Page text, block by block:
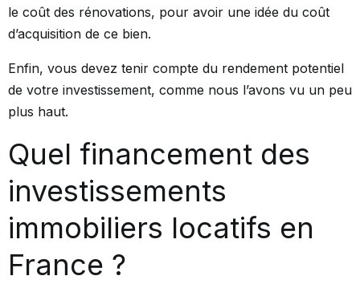
le coût des rénovations, pour avoir une idée du coût
d’acquisition de ce bien.
Enfin, vous devez tenir compte du rendement potentiel
de votre investissement, comme nous l’avons vu un peu
plus haut.
Quel financement des
investissements
immobiliers locatifs en
France ?